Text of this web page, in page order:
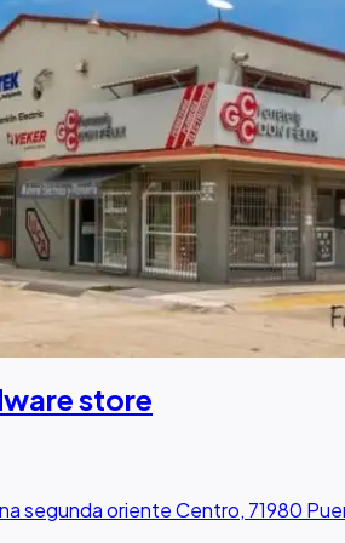
store
segunda oriente Centro, 71980